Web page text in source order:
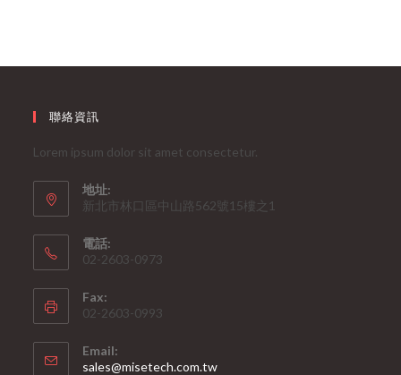
聯絡資訊
Lorem ipsum dolor sit amet consectetur.
地址:
新北市林口區中山路562號15樓之1
電話:
02-2603-0973
Fax:
02-2603-0993
Email:
sales@misetech.com.twOpens